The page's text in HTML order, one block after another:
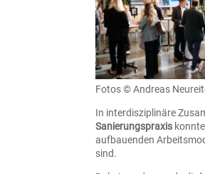
Fotos © Andreas
In interdisziplinäre
Sanierungspraxis
aufbauenden
sind.